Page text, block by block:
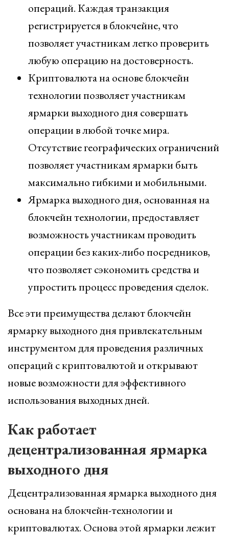
операций. Каждая транзакция
регистрируется в блокчейне, что
позволяет участникам легко проверить
любую операцию на достоверность.
Криптовалюта на основе блокчейн
технологии позволяет участникам
ярмарки выходного дня совершать
операции в любой точке мира.
Отсутствие географических ограничений
позволяет участникам ярмарки быть
максимально гибкими и мобильными.
Ярмарка выходного дня, основанная на
блокчейн технологии, предоставляет
возможность участникам проводить
операции без каких-либо посредников,
что позволяет сэкономить средства и
упростить процесс проведения сделок.
Все эти преимущества делают блокчейн
ярмарку выходного дня привлекательным
инструментом для проведения различных
операций с криптовалютой и открывают
новые возможности для эффективного
использования выходных дней.
Как работает
децентрализованная ярмарка
выходного дня
Децентрализованная ярмарка выходного дня
основана на блокчейн-технологии и
криптовалютах. Основа этой ярмарки лежит